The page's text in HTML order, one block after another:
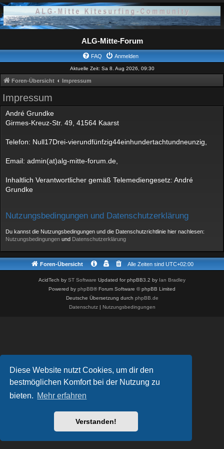
Diese Website nutzt Cookies, um dir den
bestmöglichen Komfort bei der Nutzung zu
bieten. Mehr erfahren
Verstanden!
ALG-Mitte-Forum
FAQ Anmelden
Aktuelle Zeit: Sa 8. Aug 2026, 09:30
Foren-Übersicht Impressum
Impressum
André Grundke
Girmes-Kreuz-Str. 49, 41564 Kaarst
Telefon: Null17Drei-vierundfünfzig44einhundertachtundneunzig,
Email: admin(at)alg-mitte-forum.de,
Inhaltlich Verantwortlicher gemäß Telemediengesetz: André
Grundke
Nutzungsbedingungen und Datenschutzerklärung
Du kannst die Nutzungsbedingungen und die Datenschutzrichtlinie hier nachlesen:
Nutzungsbedingungen und Datenschutzerklärung
Foren-Übersicht Alle Zeiten sind UTC+02:00
AcidTech by ST Software Updated for phpBB3.2 by Ian Bradley
Powered by phpBB® Forum Software © phpBB Limited
Deutsche Übersetzung durch phpBB.de
Datenschutz| Nutzungsbedingungen